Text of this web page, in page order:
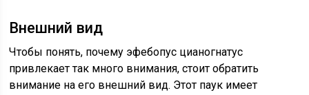
Внешний вид
Чтобы понять, почему эфебопус цианогнатус
привлекает так много внимания, стоит обратить
внимание на его внешний вид. Этот паук имеет